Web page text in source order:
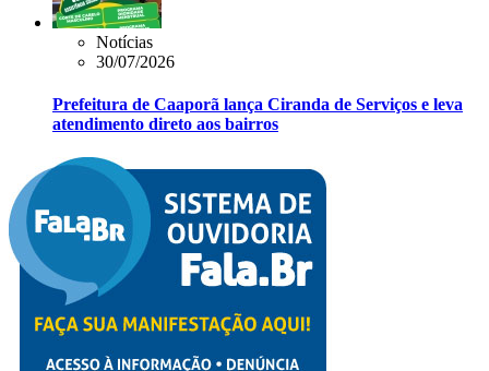
Notícias
30/07/2026
Prefeitura de Caaporã lança Ciranda de Serviços e leva
atendimento direto aos bairros